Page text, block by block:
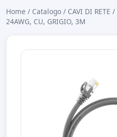
Home / Catalogo / CAVI DI RETE /
24AWG, CU, GRIGIO, 3M